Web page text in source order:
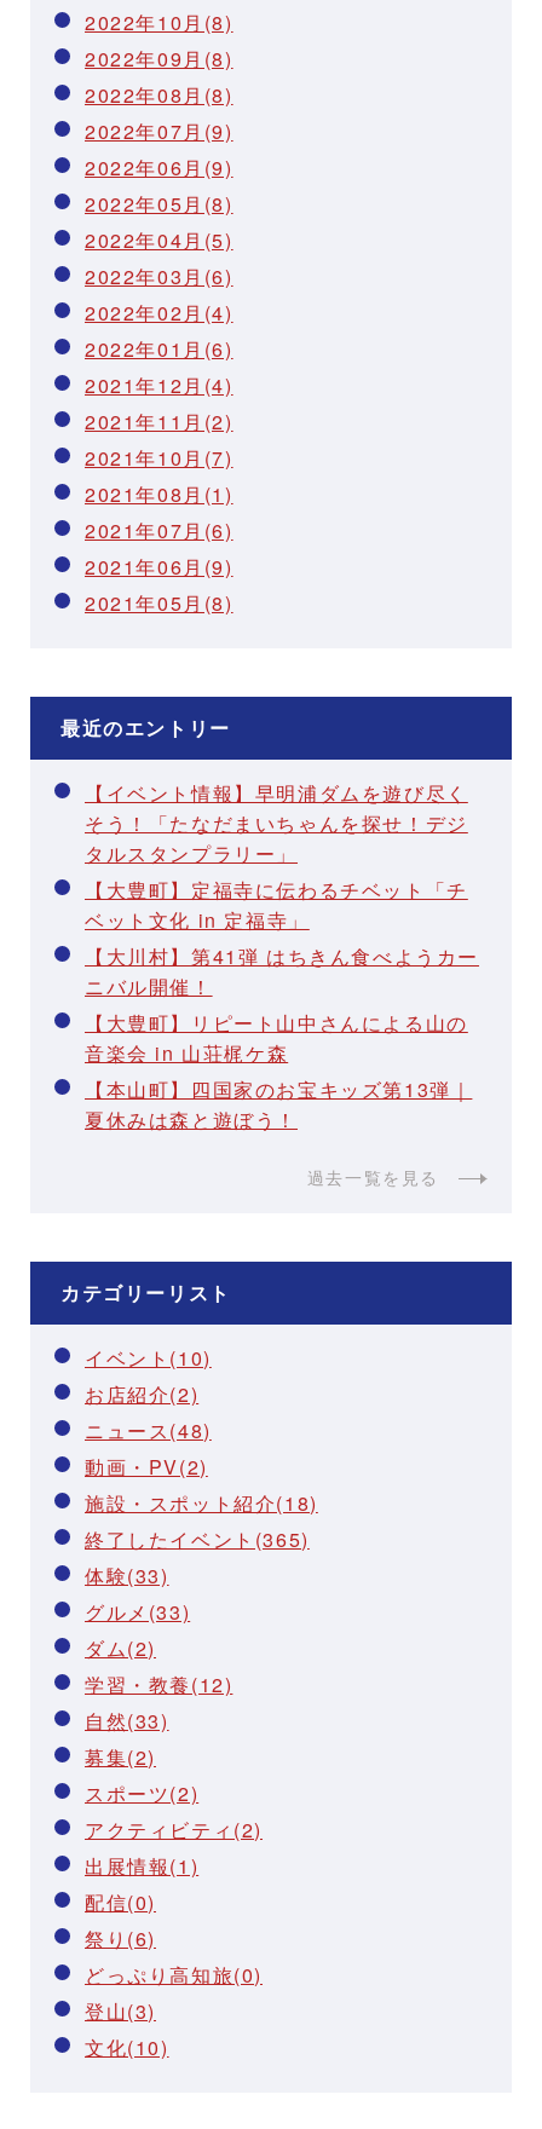
2022年10月(8)
2022年09月(8)
2022年08月(8)
2022年07月(9)
2022年06月(9)
2022年05月(8)
2022年04月(5)
2022年03月(6)
2022年02月(4)
2022年01月(6)
2021年12月(4)
2021年11月(2)
2021年10月(7)
2021年08月(1)
2021年07月(6)
2021年06月(9)
2021年05月(8)
最近のエントリー
【イベント情報】早明浦ダムを遊び尽く
そう！「たなだまいちゃんを探せ！デジ
タルスタンプラリー」
【大豊町】定福寺に伝わるチベット「チ
ベット文化 in 定福寺」
【大川村】第41弾 はちきん食べようカー
ニバル開催！
【大豊町】リピート山中さんによる山の
音楽会 in 山荘梶ケ森
【本山町】四国家のお宝キッズ第13弾｜
夏休みは森と遊ぼう！
過去一覧を見る
カテゴリーリスト
イベント(10)
お店紹介(2)
ニュース(48)
動画・PV(2)
施設・スポット紹介(18)
終了したイベント(365)
体験(33)
グルメ(33)
ダム(2)
学習・教養(12)
自然(33)
募集(2)
スポーツ(2)
アクティビティ(2)
出展情報(1)
配信(0)
祭り(6)
どっぷり高知旅(0)
登山(3)
文化(10)